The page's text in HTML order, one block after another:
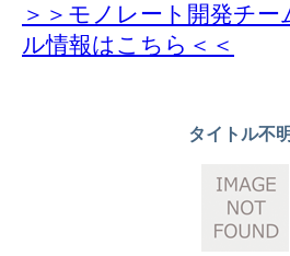
＞＞モノレート開発チ
ル情報はこちら＜＜
タイトル不明